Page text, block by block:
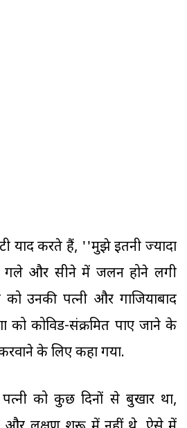
याद करते हैं, ''मुझे इतनी ज्यादा
गले और सीने में जलन होने लगी
उनकी पत्नी और गाजियाबाद
को कोविड-संक्रमित पाए जाने के
के लिए कहा गया.
को कुछ दिनों से बुखार था,